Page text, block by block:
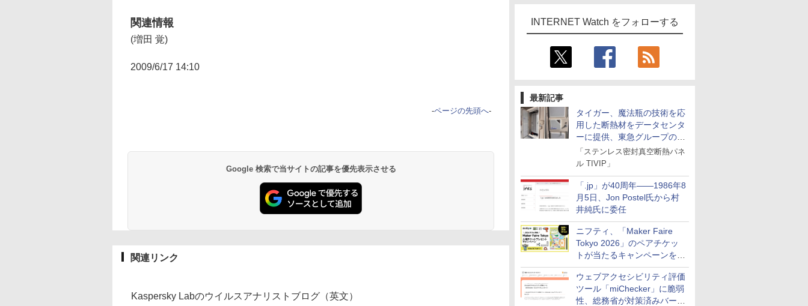
INTERNET Watch をフォローする
最新記事
タイガー、魔法瓶の技術を応
用した断熱材をデータセンタ
ーに提供、東急グループの実
証実験で
「ステンレス密封真空断熱パネ
ル TIVIP」
「.jp」が40周年――1986年8
月5日、Jon Postel氏から村
井純氏に委任
ニフティ、「Maker Faire
Tokyo 2026」のペアチケッ
トが当たるキャンペーンをX
で実施。8月16日まで
ウェブアクセシビリティ評価
ツール「miChecker」に脆弱
性、総務省が対策済みバージ
関連情報
(増田 覚)
2009/6/17 14:10
-ページの先頭へ-
Google 検索で当サイトの記事を優先表示させる
関連リンク
Kaspersky Labのウイルスアナリストブログ（英文）